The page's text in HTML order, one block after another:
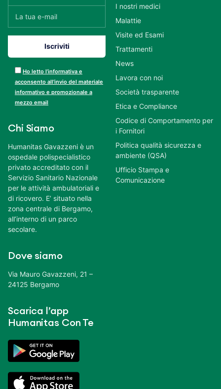
Ho letto l’informativa e
acconsento all’invio del materiale
informativo e promozionale a
mezzo email
Chi Siamo
Humanitas Gavazzeni è un
ospedale polispecialistico
privato accreditato con il
Servizio Sanitario Nazionale
per le attività ambulatoriali e
di ricovero. E’ situato nella
zona centrale di Bergamo,
all’interno di un parco
secolare.
Dove siamo
Via Mauro Gavazzeni, 21 –
24125 Bergamo
Scarica l’app
Humanitas Con Te
I nostri medici
Malattie
Visite ed Esami
Trattamenti
News
Lavora con noi
Società trasparente
Etica e Compliance
Codice di Comportamento per
i Fornitori
Politica qualità sicurezza e
ambiente (QSA)
Ufficio Stampa e
Comunicazione